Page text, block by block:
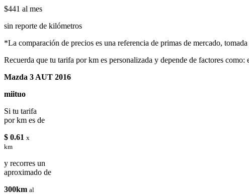
$441 al mes
sin reporte de kilómetros
*La comparación de precios es una referencia de primas de mercado,
Recuerda que tu tarifa por km es personalizada y depende de factores
Mazda 3 AUT 2016
miituo
Si tu tarifa
por km es de
$ 0.61 x
km
y recorres un
aproximado de
300km al